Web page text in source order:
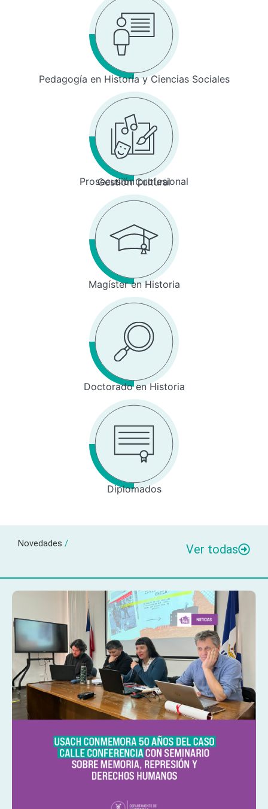
Pedagogía en Historia y Ciencias Sociales
Prosecusión profesional
Gestión Cultural
Magíster en Historia
Doctorado en Historia
Diplomados
Novedades / Ver todas